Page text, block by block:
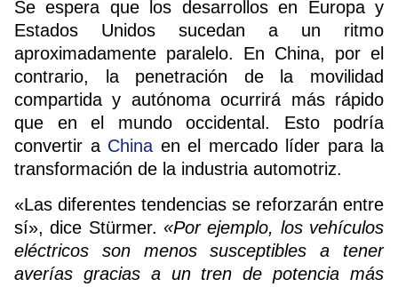
Se espera que los desarrollos en Europa y
Estados Unidos sucedan a un ritmo
aproximadamente paralelo. En China, por el
contrario, la penetración de la movilidad
compartida y autónoma ocurrirá más rápido
que en el mundo occidental. Esto podría
convertir a China en el mercado líder para la
transformación de la industria automotriz.
«Las diferentes tendencias se reforzarán entre
sí», dice Stürmer. «Por ejemplo, los vehículos
eléctricos son menos susceptibles a tener
averías gracias a un tren de potencia más